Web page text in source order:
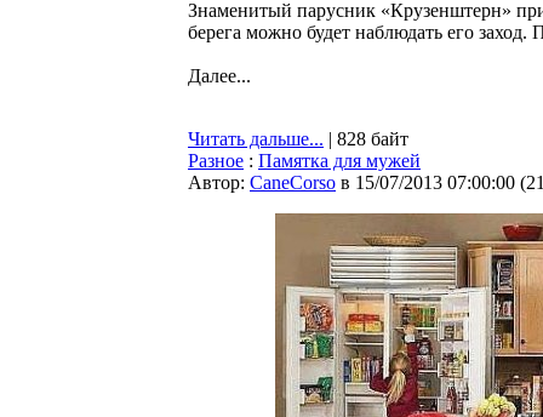
Знаменитый парусник «Крузенштерн»
берега можно будет наблюдать его
Далее...
Читать дальше... | 828 байт
Разное : Памятка для мужей
Автор: CaneCorso в 15/07/2013 07:00:00 (